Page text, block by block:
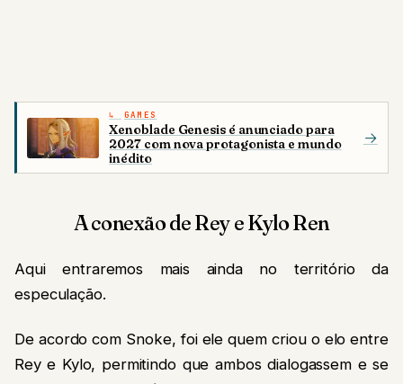
GAMES
Xenoblade Genesis é anunciado para
2027 com nova protagonista e mundo
inédito
→
A conexão de Rey e Kylo Ren
Aqui entraremos mais ainda no território da
especulação.
De acordo com Snoke, foi ele quem criou o elo entre
Rey e Kylo, permitindo que ambos dialogassem e se